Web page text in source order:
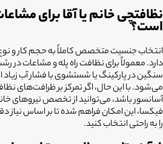
نظافتچی خانم یا آقا برای
است؟
انتخاب جنسیت متخصص کاملاً به حجم کار و
دارد. معمولاً برای نظافت راه پله و مشاعات
سنگین در پارکینگ یا شستشوی با فشار آب زیاد
می‌شود. با این حال، اگر تمرکز بر ظرافت‌های
آسانسور باشد، می‌توانید از تخصص نیروهای
فیکسا، این امکان فراهم شده تا بر اساس
را به راحتی انتخاب کنید.